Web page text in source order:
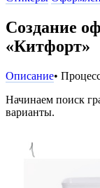
Создание
«Китфорт»
Описание•
Начинаем поиск
варианты.